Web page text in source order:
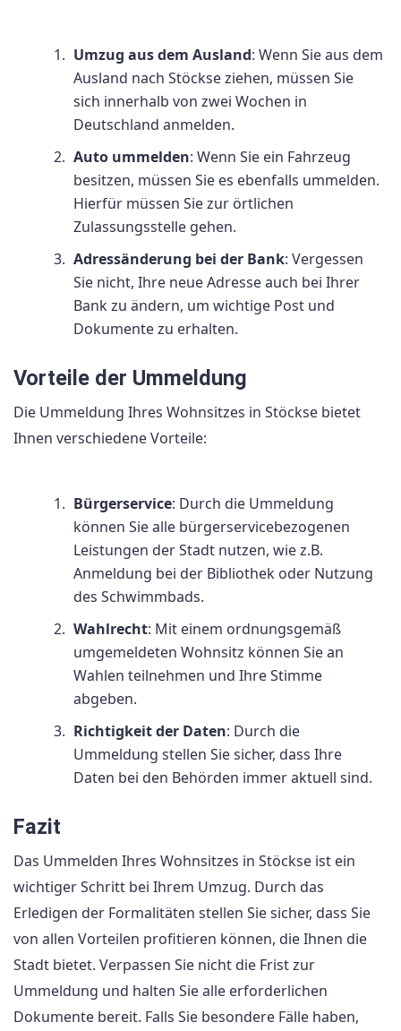
Umzug aus dem Ausland: Wenn Sie aus dem
Ausland nach Stöckse ziehen, müssen Sie
sich innerhalb von zwei Wochen in
Deutschland anmelden.
Auto ummelden: Wenn Sie ein Fahrzeug
besitzen, müssen Sie es ebenfalls ummelden.
Hierfür müssen Sie zur örtlichen
Zulassungsstelle gehen.
Adressänderung bei der Bank: Vergessen
Sie nicht, Ihre neue Adresse auch bei Ihrer
Bank zu ändern, um wichtige Post und
Dokumente zu erhalten.
Vorteile der Ummeldung
Die Ummeldung Ihres Wohnsitzes in Stöckse bietet
Ihnen verschiedene Vorteile:
Bürgerservice: Durch die Ummeldung
können Sie alle bürgerservicebezogenen
Leistungen der Stadt nutzen, wie z.B.
Anmeldung bei der Bibliothek oder Nutzung
des Schwimmbads.
Wahlrecht: Mit einem ordnungsgemäß
umgemeldeten Wohnsitz können Sie an
Wahlen teilnehmen und Ihre Stimme
abgeben.
Richtigkeit der Daten: Durch die
Ummeldung stellen Sie sicher, dass Ihre
Daten bei den Behörden immer aktuell sind.
Fazit
Das Ummelden Ihres Wohnsitzes in Stöckse ist ein
wichtiger Schritt bei Ihrem Umzug. Durch das
Erledigen der Formalitäten stellen Sie sicher, dass Sie
von allen Vorteilen profitieren können, die Ihnen die
Stadt bietet. Verpassen Sie nicht die Frist zur
Ummeldung und halten Sie alle erforderlichen
Dokumente bereit. Falls Sie besondere Fälle haben,